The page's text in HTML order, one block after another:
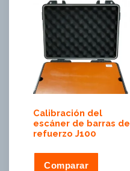
Calibración del
escáner de barras de
refuerzo J100
Comparar